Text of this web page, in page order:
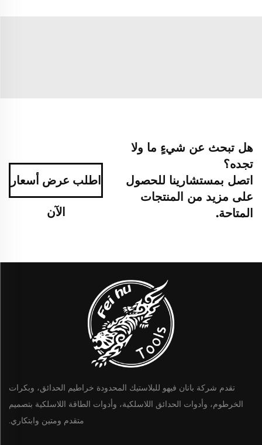
هل تبحث عن شيءٍ ما ولا
تجده؟
اتصل بمستشارينا للحصول
على مزيد من المنتجات
المتاحة.
اطلب عرض أسعار
الآن
تقدم شركة بانان فيهو للبلاستيك المحدودة خراطيم الحدائق، وبكرات
الخرطوم، وأدوات الحدائق اللاسلكية، وأدوات الطاقة اللاسلكية بتصميم
متقدم ومتين وابتكاري.